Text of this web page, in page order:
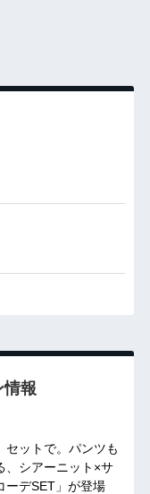
情報
セットで。パンツも
、シアーニット×サ
ーデSET」が登場